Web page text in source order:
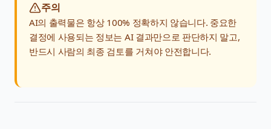
주의
AI의 출력물은 항상 100% 정확하지 않습니다. 중요한
결정에 사용되는 정보는 AI 결과만으로 판단하지 말고,
반드시 사람의 최종 검토를 거쳐야 안전합니다.